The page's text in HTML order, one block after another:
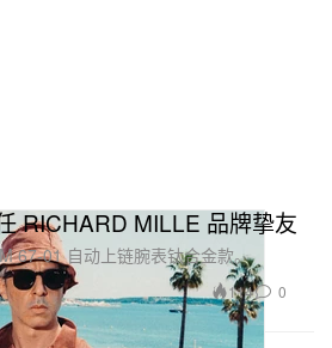
RICHARD MILLE 品牌挚友
67-01 自动上链腕表钛合金款。
114 0